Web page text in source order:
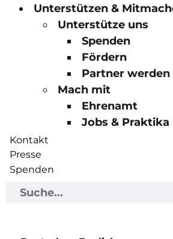
Unterstützen &
Unterstütze uns
Spenden
Fördern
Partner werden
Mach mit
Ehrenamt
Jobs & Praktika
Kontakt
Presse
Spenden